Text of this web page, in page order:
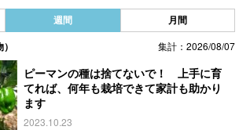
週間 月間
集計：2026/08/07
ピーマンの種は捨てないで！ 上手に育
てれば、何年も栽培できて家計も助かり
ます
2023.10.23